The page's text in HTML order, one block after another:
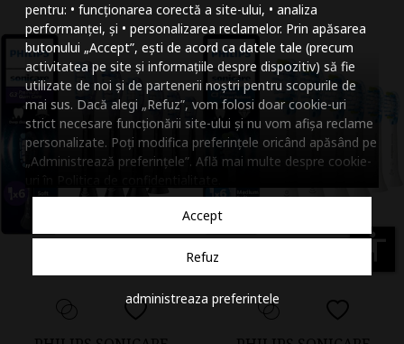
pentru: • funcționarea corectă a site-ului, • analiza
performanței, și • personalizarea reclamelor. Prin apăsarea
butonului „Accept”, ești de acord ca datele tale (precum
activitatea pe site și informațiile despre dispozitiv) să fie
utilizate de noi și de partenerii noștri pentru scopurile de
mai sus. Dacă alegi „Refuz”, vom folosi doar cookie-uri
strict necesare funcționării site-ului și nu vom afișa reclame
personalizate. Poți modifica preferințele oricând apăsând pe
„Administrează preferințele”. Află mai multe despre cookie-
Accept
Refuz
administreaza preferintele
accessibility
Mareste spatierea
Micsoreaza
Mareste inaltimea
Micsoreaza
Inverseaza culorile
Nuante de gri
Cursor mare
Subliniaza link-urile
Dezactiveaza